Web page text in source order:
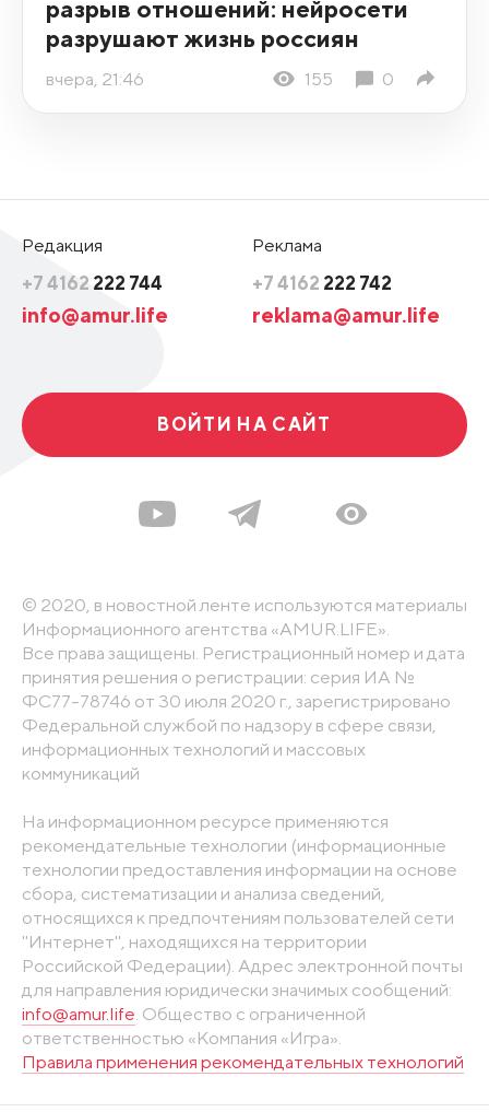
разрыв отношений: нейросети
разрушают жизнь россиян
вчера, 21:46 155 0
Редакция
+7 4162 222 744
info@amur.life
Реклама
+7 4162 222 742
reklama@amur.life
ВОЙТИ НА САЙТ
© 2020, в новостной ленте используются материалы
Информационного агентства «AMUR.LIFE».
Все права защищены. Регистрационный номер и дата
принятия решения о регистрации: серия ИА №
ФС77-78746 от 30 июля 2020 г., зарегистрировано
Федеральной службой по надзору в сфере связи,
информационных технологий и массовых
коммуникаций
На информационном ресурсе применяются
рекомендательные технологии (информационные
технологии предоставления информации на основе
сбора, систематизации и анализа сведений,
относящихся к предпочтениям пользователей сети
"Интернет", находящихся на территории
Российской Федерации). Адрес электронной почты
для направления юридически значимых сообщений:
info@amur.life. Общество с ограниченной
ответственностью «Компания «Игра».
Правила применения рекомендательных технологий